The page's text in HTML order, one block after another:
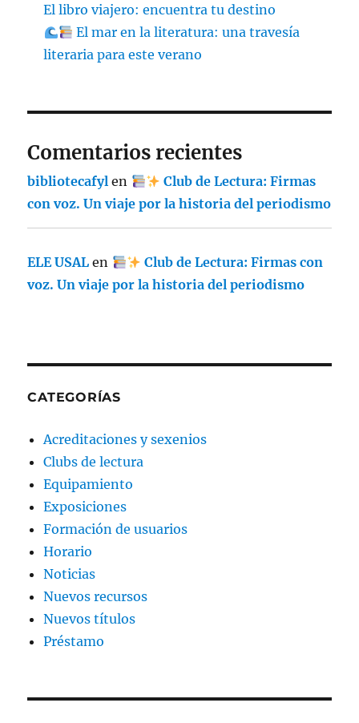
El libro viajero: encuentra tu destino
El mar en la literatura: una travesía
literaria para este verano
Comentarios recientes
bibliotecafyl en
Club de Lectura: Firmas
con voz. Un viaje por la historia del periodismo
ELE USAL en
Club de Lectura: Firmas con
voz. Un viaje por la historia del periodismo
CATEGORÍAS
Acreditaciones y sexenios
Clubs de lectura
Equipamiento
Exposiciones
Formación de usuarios
Horario
Noticias
Nuevos recursos
Nuevos títulos
Préstamo